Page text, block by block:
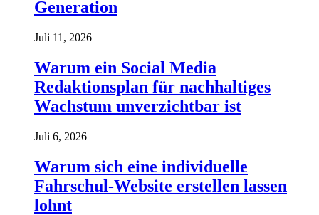
Generation
Juli 11, 2026
Warum ein Social Media
Redaktionsplan für nachhaltiges
Wachstum unverzichtbar ist
Juli 6, 2026
Warum sich eine individuelle
Fahrschul-Website erstellen lassen
lohnt